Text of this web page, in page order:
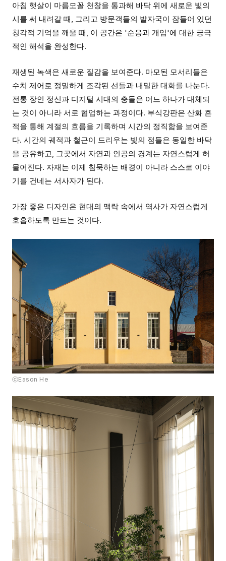
아침 햇살이 마름모꼴 천창을 통과해 바닥 위에 새로운 빛의
시를 써 내려갈 때, 그리고 방문객들의 발자국이 잠들어 있던
청각적 기억을 깨울 때, 이 공간은 '순응과 개입'에 대한 궁극
적인 해석을 완성한다.
재생된 녹색은 새로운 질감을 보여준다. 마모된 모서리들은
수치 제어로 정밀하게 조각된 선들과 내밀한 대화를 나눈다.
전통 장인 정신과 디지털 시대의 충돌은 어느 하나가 대체되
는 것이 아니라 서로 협업하는 과정이다. 부식강판은 산화 흔
적을 통해 계절의 흐름을 기록하며 시간의 정직함을 보여준
다. 시간의 궤적과 철근이 드리우는 빛의 점들은 동일한 바닥
을 공유하고, 그곳에서 자연과 인공의 경계는 자연스럽게 허
물어진다. 자재는 이제 침묵하는 배경이 아니라 스스로 이야
기를 건네는 서사자가 된다.
가장 좋은 디자인은 현대의 맥락 속에서 역사가 자연스럽게
호흡하도록 만드는 것이다.
ⓒEason He